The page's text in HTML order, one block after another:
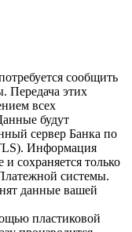
сообщить
Передача этих
всех
будут
сервер Банка по
Информация
сохраняется только
системы.
данные вашей
пластиковой